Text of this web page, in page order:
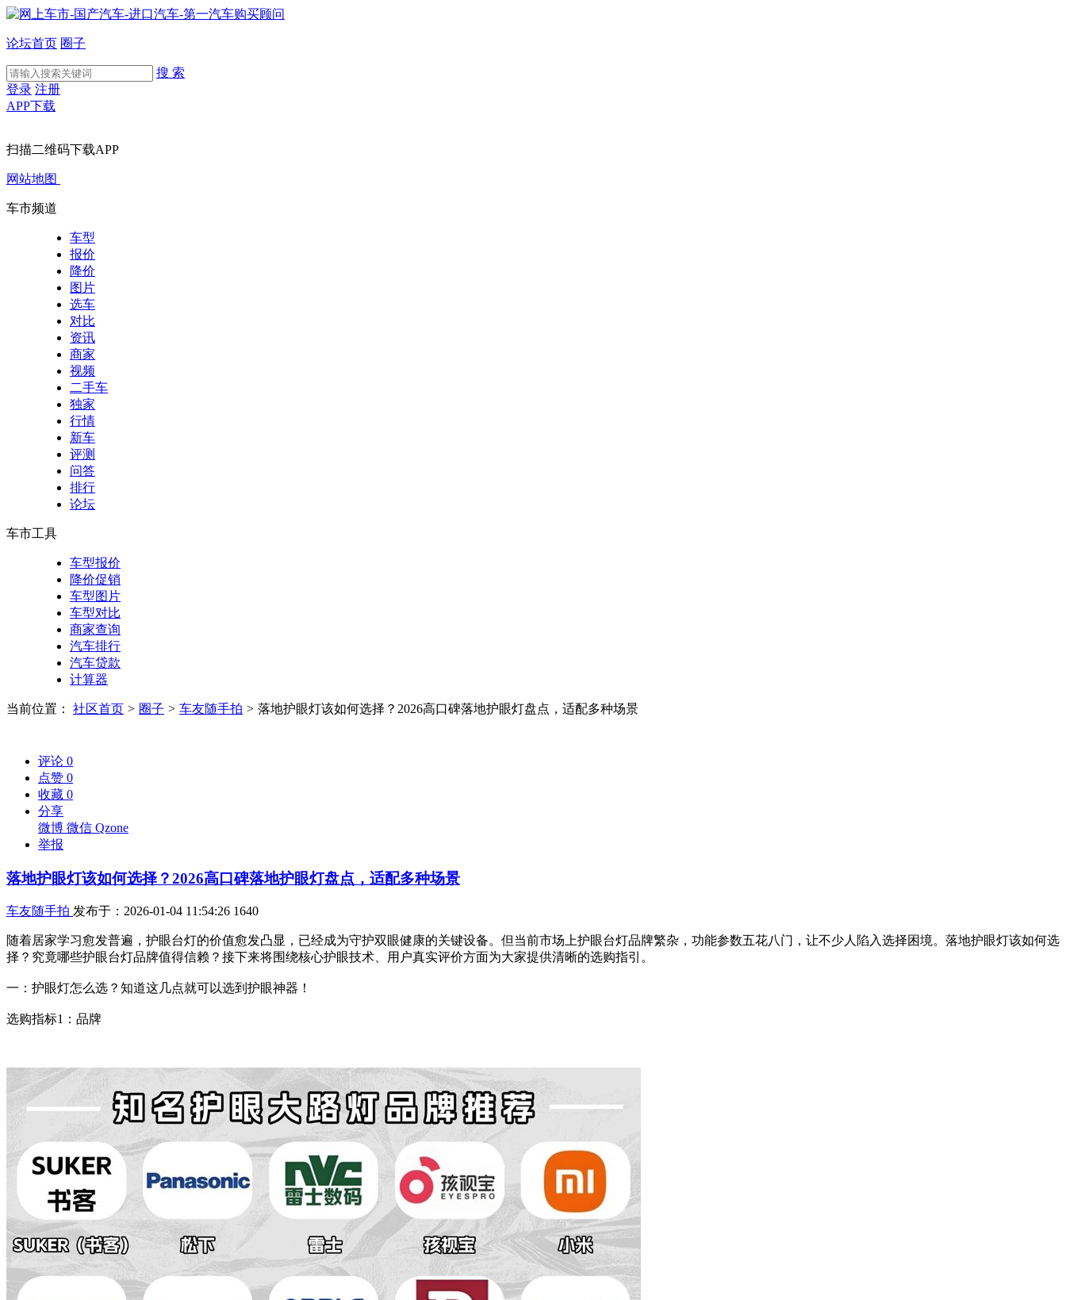
论坛首页 圈子
搜 索
登录 注册
APP下载
扫描二维码下载APP
网站地图
车市频道
车型
报价
降价
图片
选车
对比
资讯
商家
视频
二手车
独家
行情
新车
评测
问答
排行
论坛
车市工具
车型报价
降价促销
车型图片
车型对比
商家查询
汽车排行
汽车贷款
计算器
当前位置： 社区首页 > 圈子 > 车友随手拍 > 落地护眼灯该如何选择？2026高口碑落地护眼灯盘点，适配多种场景
评论 0
点赞 0
收藏 0
分享
微博 微信 Qzone
举报
落地护眼灯该如何选择？2026高口碑落地护眼灯盘点，适配多种场景
车友随手拍 发布于：2026-01-04 11:54:26 1640
随着居家学习愈发普遍，护眼台灯的价值愈发凸显，已经成为守护双眼健康的关键设备。但当前市场上护眼台灯品牌繁杂，功能参数五花八门，让不少人陷入选择困境。落地护眼灯该如何选
择？究竟哪些护眼台灯品牌值得信赖？接下来将围绕核心护眼技术、用户真实评价方面为大家提供清晰的选购指引。
一：护眼灯怎么选？知道这几点就可以选到护眼神器！
选购指标1：品牌